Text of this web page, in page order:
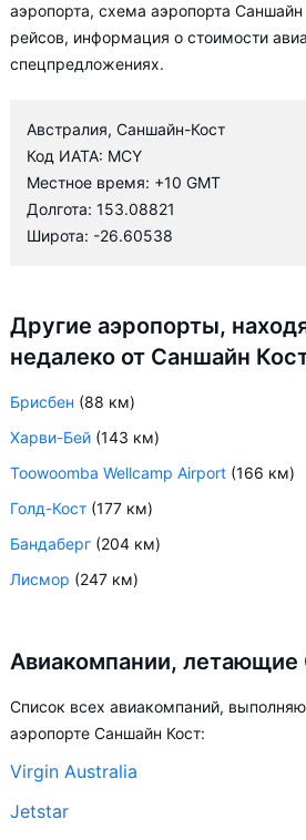
аэропорта, схема аэропорта Саншайн
рейсов, информация о стоимости
спецпредложениях.
Австралия, Саншайн-Кост
Код ИАТА: MCY
Местное время: +10 GMT
Долгота: 153.08821
Широта: -26.60538
Другие аэропорты,
недалеко от Саншайн
Брисбен (88 км)
Харви-Бей (143 км)
Toowoomba Wellcamp Airport (166 км)
Голд-Кост (177 км)
Бандаберг (204 км)
Лисмор (247 км)
Авиакомпании,
Список всех авиакомпаний,
аэропорте Саншайн Кост:
Virgin Australia
Jetstar